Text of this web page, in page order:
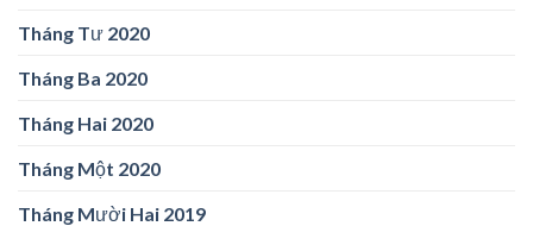
Tháng Tư 2020
Tháng Ba 2020
Tháng Hai 2020
Tháng Một 2020
Tháng Mười Hai 2019